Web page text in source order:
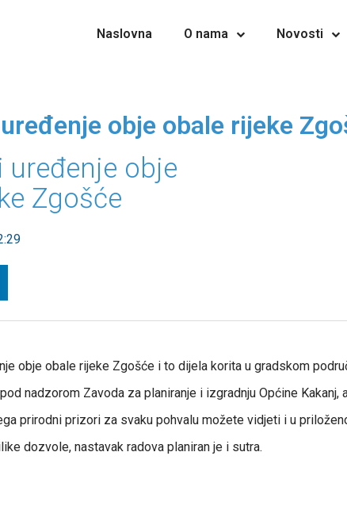
Naslovna O nama Novosti
obje obale rijeke
uređenje obje
Zgošće
obje obale rijeke Zgošće i to dijela korita u gradskom
nadzorom Zavoda za planiranje i izgradnju Općine
prirodni prizori za svaku pohvalu možete vidjeti i u
dozvole, nastavak radova planiran je i sutra.